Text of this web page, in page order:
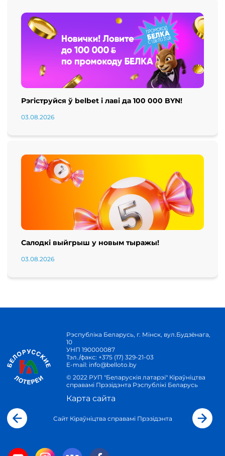
Рэгіструйся ў belbet і лаві да 100 000 BYN!
03.08.2026
Салодкі выйгрыш у новым тыражы!
03.08.2026
Рэспубліка Беларусь, г. Мінск, вул.Будзёнага,
10
УНП 190000087
Тэл./факс: +375 (17) 329-21-03
E-mail: info@belloto.by
© 2022 РУП "Беларускія латарэі" Кіраўніцтва
справамі Прэзідэнта Рэспублікі Беларусь
Карта сайта
Сайт Кіраўніцтва справамі Прэзідэнта